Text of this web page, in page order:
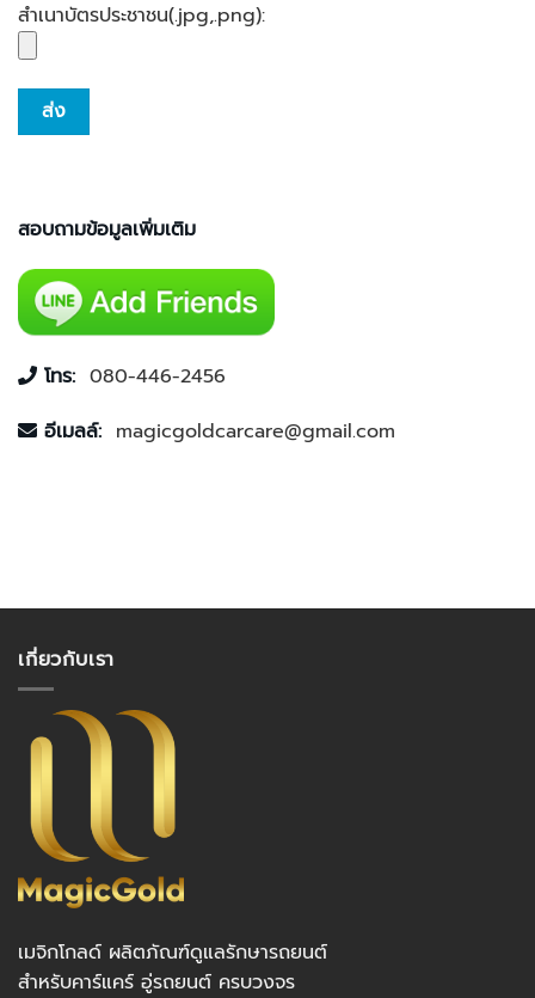
สำเนาบัตรประชาชน(.jpg,.png):
สอบถามข้อมูลเพิ่มเติม
โทร: 080-446-2456
อีเมลล์: magicgoldcarcare@gmail.com
เกี่ยวกับเรา
เมจิกโกลด์ ผลิตภัณฑ์ดูแลรักษารถยนต์
สำหรับคาร์แคร์ อู่รถยนต์ ครบวงจร